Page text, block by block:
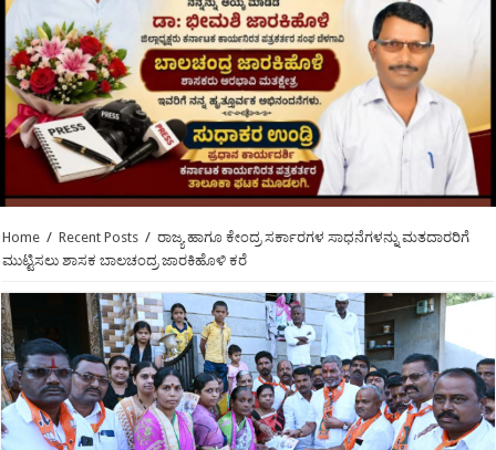
Home / Recent Posts / ರಾಜ್ಯ ಹಾಗೂ ಕೇಂದ್ರ ಸರ್ಕಾರಗಳ ಸಾಧನೆಗಳನ್ನು ಮತದಾರರಿಗೆ
ಮುಟ್ಟಿಸಲು ಶಾಸಕ ಬಾಲಚಂದ್ರ ಜಾರಕಿಹೊಳಿ ಕರೆ